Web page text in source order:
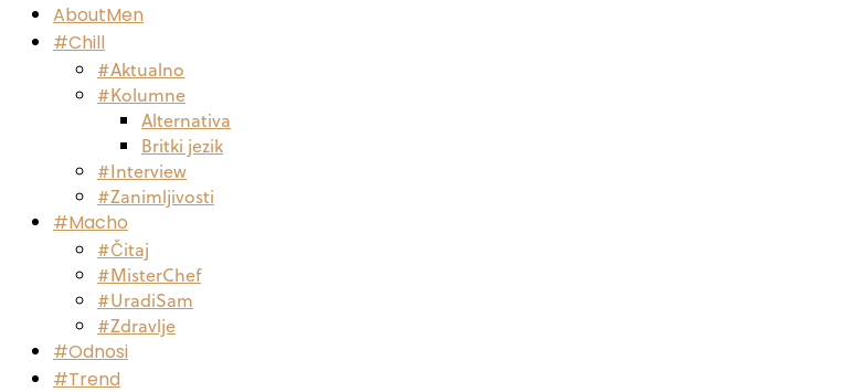
AboutMen
#Chill
#Aktualno
#Kolumne
Alternativa
Britki jezik
#Interview
#Zanimljivosti
#Macho
#Čitaj
#MisterChef
#UradiSam
#Zdravlje
#Odnosi
#Trend